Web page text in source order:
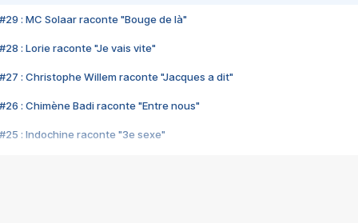
#29 : MC Solaar raconte "Bouge de là"
#28 : Lorie raconte "Je vais vite"
#27 : Christophe Willem raconte "Jacques a dit"
#26 : Chimène Badi raconte "Entre nous"
#25 : Indochine raconte "3e sexe"